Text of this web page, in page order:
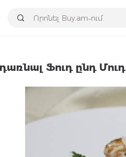
Ֆուդ ընդ Մուդ